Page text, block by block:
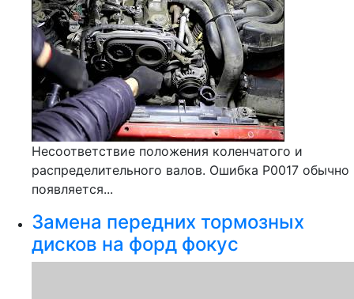
Несоответствие положения коленчатого и
распределительного валов. Ошибка Р0017 обычно
появляется...
Замена передних тормозных
дисков на форд фокус